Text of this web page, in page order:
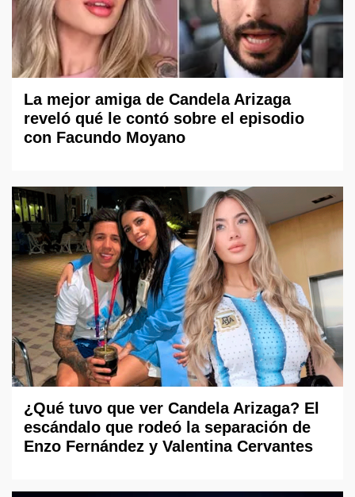
La mejor amiga de Candela Arizaga
reveló qué le contó sobre el episodio
con Facundo Moyano
¿Qué tuvo que ver Candela Arizaga? El
escándalo que rodeó la separación de
Enzo Fernández y Valentina Cervantes